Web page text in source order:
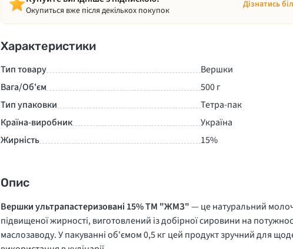
Окупиться вже після декількох покупок
Дізнатись
Характеристики
Тип товару
Вершки
Вага/Об'єм
500 г
Тип упаковки
Тетра-пак
Країна-виробник
Україна
Жирність
15%
Опис
Вершки ультрапастеризовані 15% ТМ "ЖМЗ"— це натуральний
підвищеної жирності, виготовлений із добірної сировини на
маслозаводу. У пакуванні об'ємом 0,5 кг цей продукт зручний для